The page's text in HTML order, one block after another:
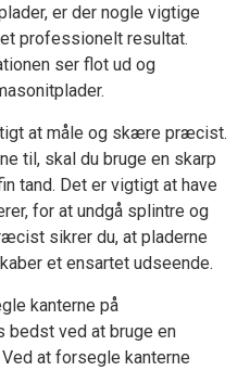
er der nogle vigtige
professionelt resultat.
ser flot ud og
at måle og skære præcist.
til, skal du bruge en skarp
tand. Det er vigtigt at have
for at undgå splintre og
sikrer du, at pladerne
et ensartet udseende.
kanterne på
bedst ved at bruge en
at forsegle kanterne